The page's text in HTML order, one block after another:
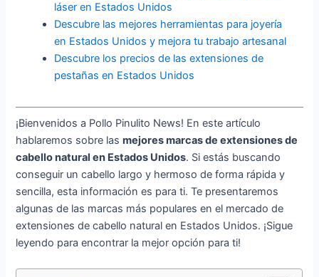
láser en Estados Unidos
Descubre las mejores herramientas para joyería
en Estados Unidos y mejora tu trabajo artesanal
Descubre los precios de las extensiones de
pestañas en Estados Unidos
¡Bienvenidos a Pollo Pinulito News! En este artículo
hablaremos sobre lasmejores marcas de extensiones de
cabello natural en Estados Unidos. Si estás buscando
conseguir un cabello largo y hermoso de forma rápida y
sencilla, esta información es para ti. Te presentaremos
algunas de las marcas más populares en el mercado de
extensiones de cabello natural en Estados Unidos. ¡Sigue
leyendo para encontrar la mejor opción para ti!